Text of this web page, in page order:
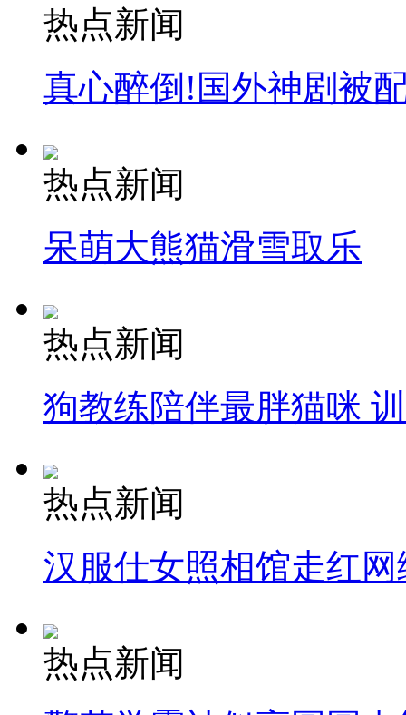
热点新闻
真心醉倒!国外神剧被
热点新闻
呆萌大熊猫滑雪取乐
热点新闻
狗教练陪伴最胖猫咪
热点新闻
汉服仕女照相馆走红网
热点新闻